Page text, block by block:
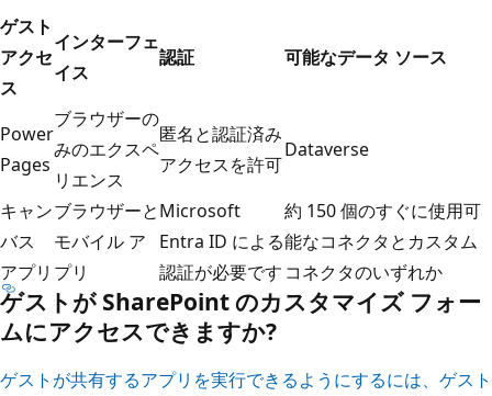
ゲスト
アクセ
ス
インターフェ
イス
認証 可能なデータ ソース
Power
Pages
ブラウザーの
みのエクスペ
リエンス
匿名と認証済み
アクセスを許可
Dataverse
キャン
バス
アプリ
ブラウザーと
モバイル ア
プリ
Microsoft
Entra ID による
認証が必要です
約 150 個のすぐに使用可
能なコネクタとカスタム
コネクタのいずれか
ゲストが SharePoint のカスタマイズ フォー
ムにアクセスできますか?
ゲストが共有するアプリを実行できるようにするには、ゲスト